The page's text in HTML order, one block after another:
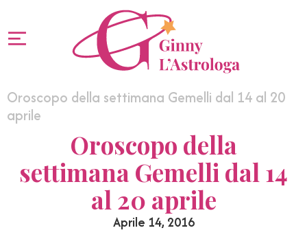
Oroscopo della settimana Gemelli dal 14 al 20
aprile
Oroscopo della
settimana Gemelli dal 14
al 20 aprile
Aprile 14, 2016